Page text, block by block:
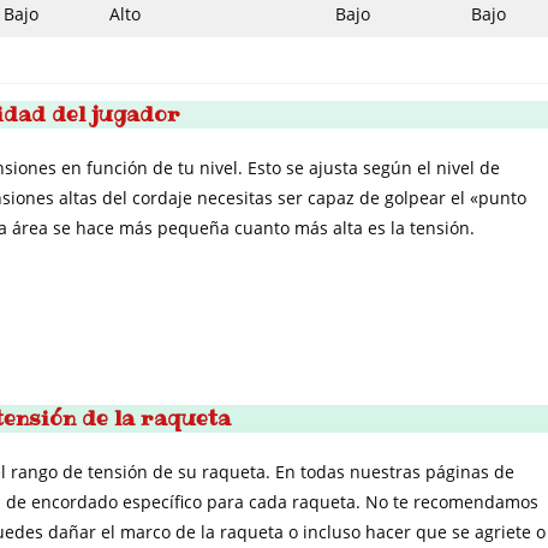
Bajo Alto Bajo Bajo
del jugador
en función de tu nivel. Esto se ajusta según el nivel de
altas del cordaje necesitas ser capaz de golpear el «punto
se hace más pequeña cuanto más alta es la tensión.
de la raqueta
de tensión de su raqueta. En todas nuestras páginas de
encordado específico para cada raqueta. No te recomendamos
dañar el marco de la raqueta o incluso hacer que se agriete o